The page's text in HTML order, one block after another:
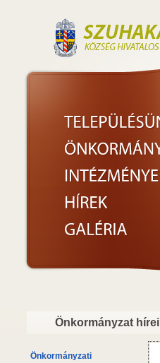
Önkormányzat hírei
Önkormányzati